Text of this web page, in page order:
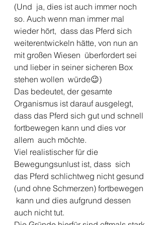
(Und  ja, dies ist auch immer noch
so. Auch wenn man immer mal
wieder hört,  dass das Pferd sich
weiterentwickeln hätte, von nun an
mit großen Wiesen  überfordert sei
und lieber in seiner sicheren Box
stehen wollen  würde😉)
Das bedeutet, der gesamte
Organismus ist darauf ausgelegt,
dass das Pferd sich gut und schnell
fortbewegen kann und dies vor
allem  auch möchte.
Viel realistischer für die
Bewegungsunlust ist, dass  sich
das Pferd schlichtweg nicht gesund
(und ohne Schmerzen) fortbewegen
kann und dies aufgrund dessen
auch nicht tut.